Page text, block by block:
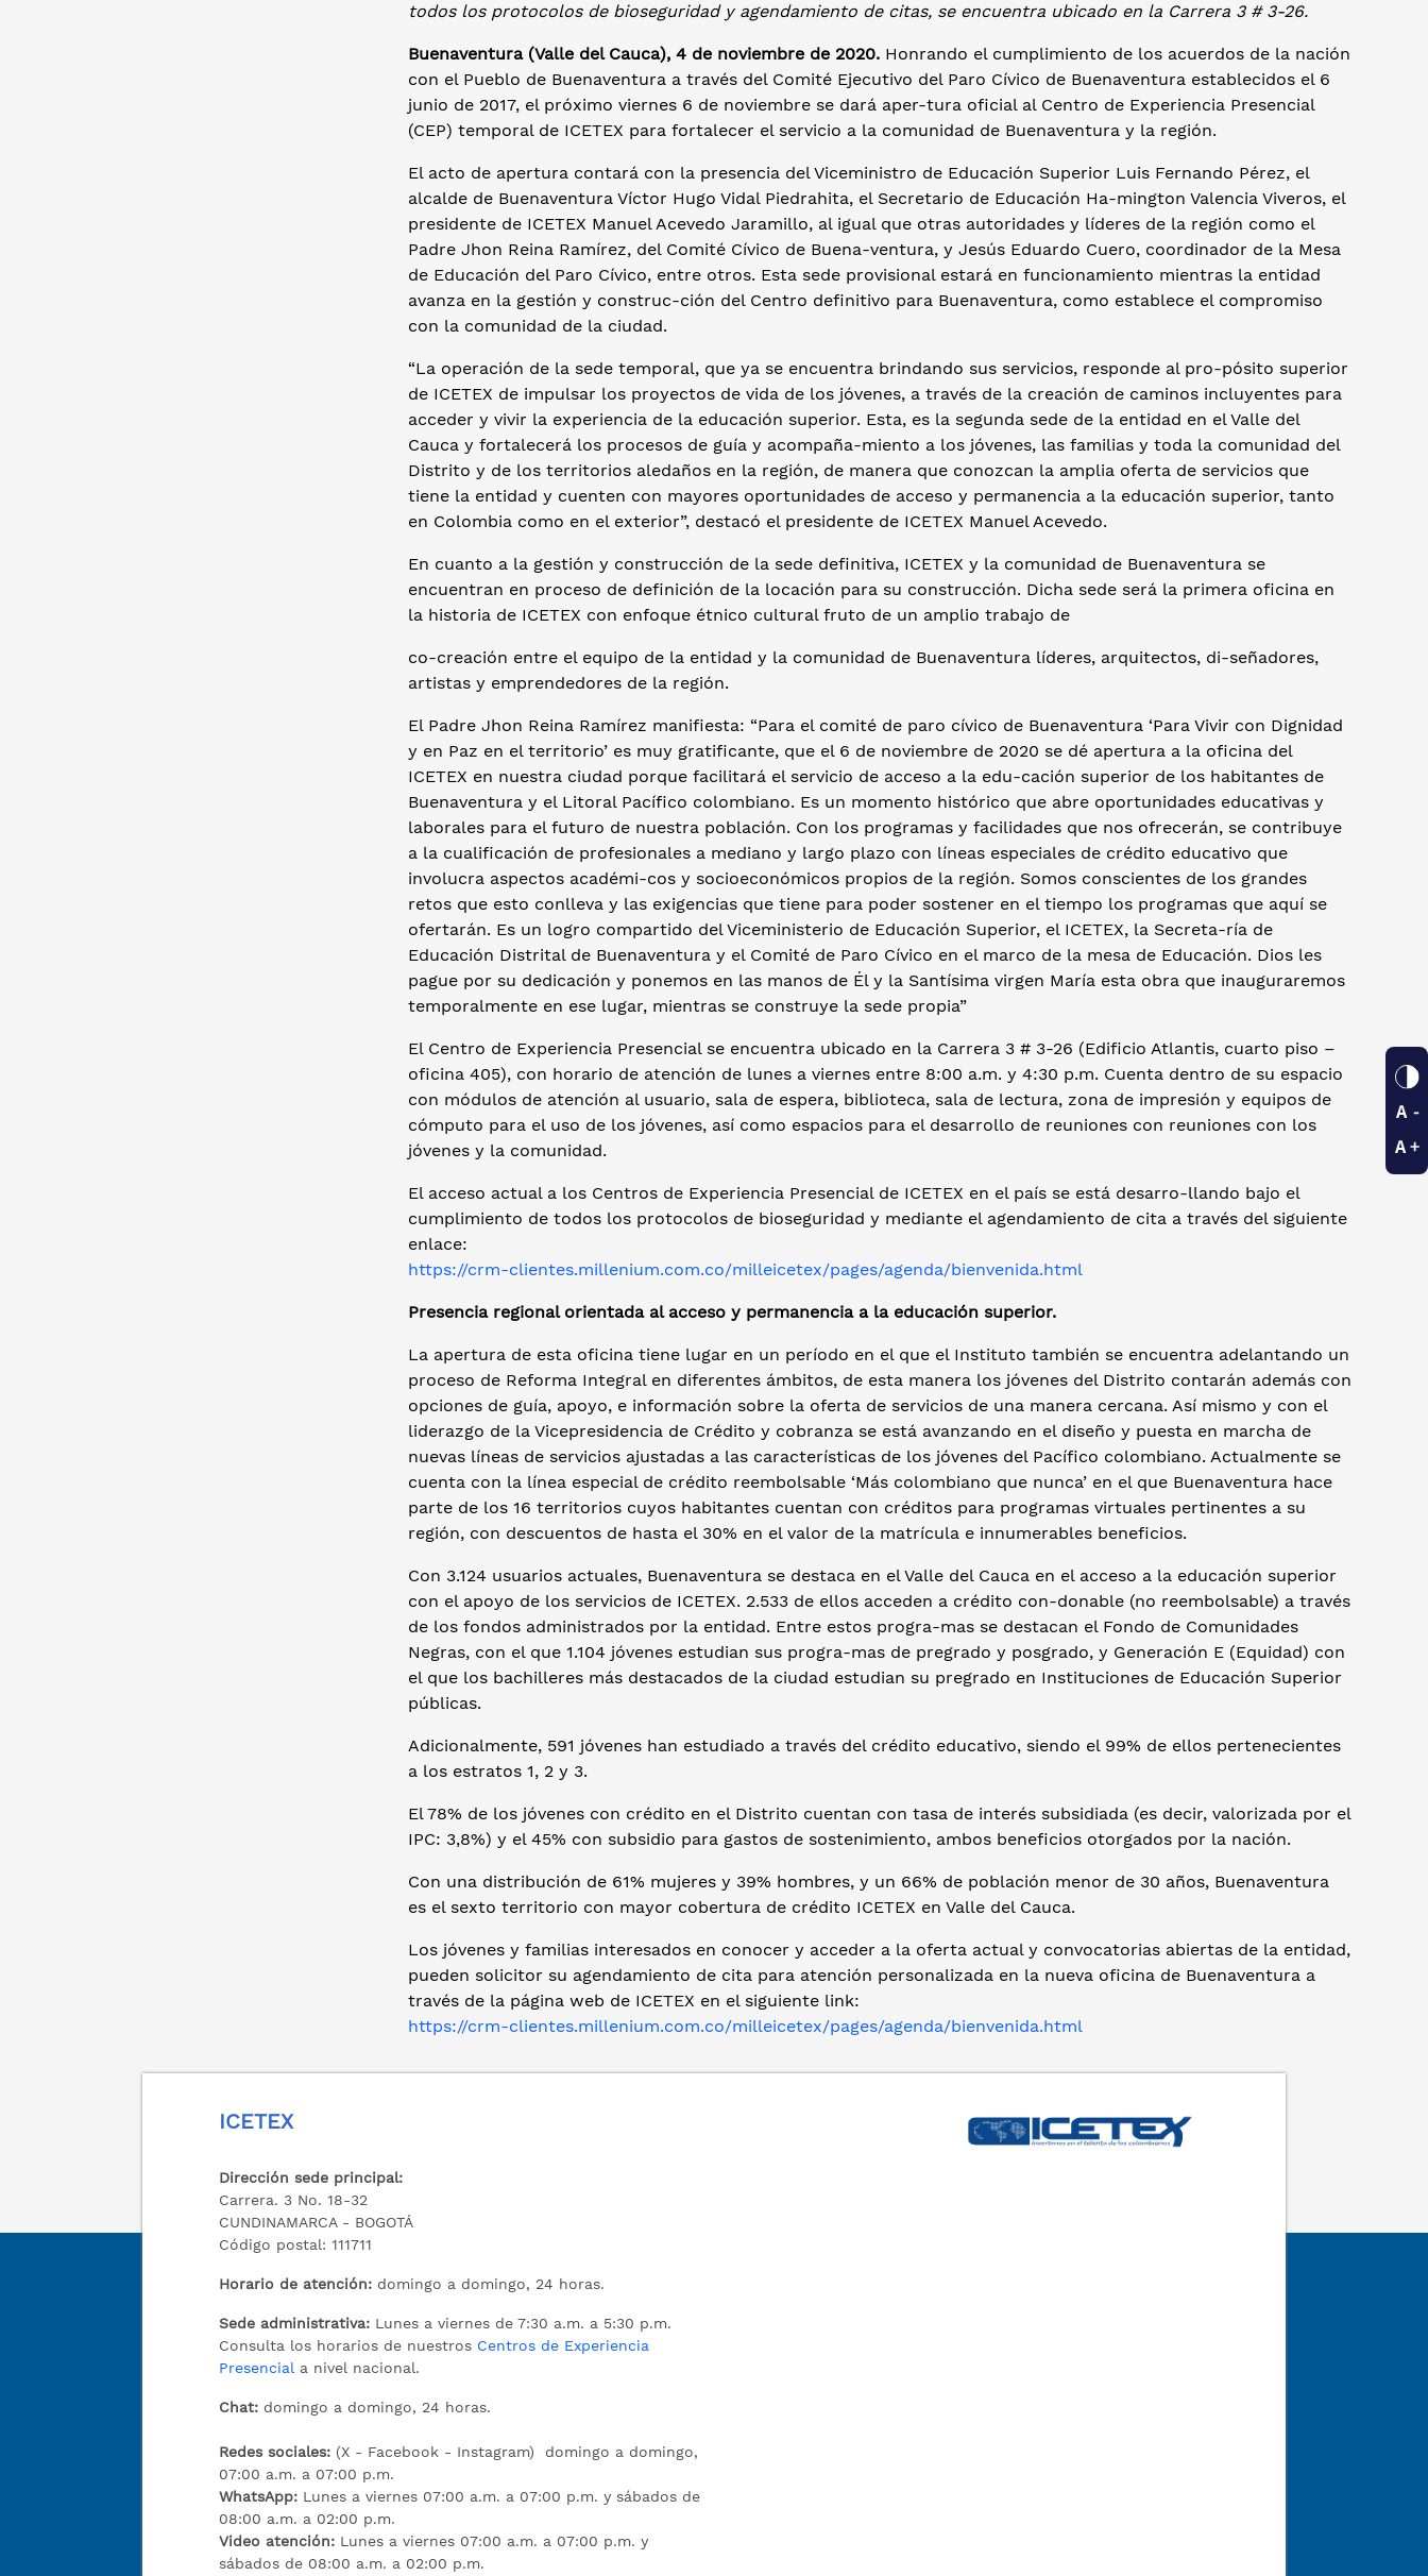
todos los protocolos de bioseguridad y agendamiento de citas, se encuentra ubicado en la Carrera 3 # 3-26.
Buenaventura (Valle del Cauca), 4 de noviembre de 2020. Honrando el cumplimiento de los acuerdos de la nación
con el Pueblo de Buenaventura a través del Comité Ejecutivo del Paro Cívico de Buenaventura establecidos el 6
junio de 2017, el próximo viernes 6 de noviembre se dará aper-tura oficial al Centro de Experiencia Presencial
(CEP) temporal de ICETEX para fortalecer el servicio a la comunidad de Buenaventura y la región.
El acto de apertura contará con la presencia del Viceministro de Educación Superior Luis Fernando Pérez, el
alcalde de Buenaventura Víctor Hugo Vidal Piedrahita, el Secretario de Educación Ha-mington Valencia Viveros, el
presidente de ICETEX Manuel Acevedo Jaramillo, al igual que otras autoridades y líderes de la región como el
Padre Jhon Reina Ramírez, del Comité Cívico de Buena-ventura, y Jesús Eduardo Cuero, coordinador de la Mesa
de Educación del Paro Cívico, entre otros. Esta sede provisional estará en funcionamiento mientras la entidad
avanza en la gestión y construc-ción del Centro definitivo para Buenaventura, como establece el compromiso
con la comunidad de la ciudad.
“La operación de la sede temporal, que ya se encuentra brindando sus servicios, responde al pro-pósito superior
de ICETEX de impulsar los proyectos de vida de los jóvenes, a través de la creación de caminos incluyentes para
acceder y vivir la experiencia de la educación superior. Esta, es la segunda sede de la entidad en el Valle del
Cauca y fortalecerá los procesos de guía y acompaña-miento a los jóvenes, las familias y toda la comunidad del
Distrito y de los territorios aledaños en la región, de manera que conozcan la amplia oferta de servicios que
tiene la entidad y cuenten con mayores oportunidades de acceso y permanencia a la educación superior, tanto
en Colombia como en el exterior”, destacó el presidente de ICETEX Manuel Acevedo.
En cuanto a la gestión y construcción de la sede definitiva, ICETEX y la comunidad de Buenaventura se
encuentran en proceso de definición de la locación para su construcción. Dicha sede será la primera oficina en
la historia de ICETEX con enfoque étnico cultural fruto de un amplio trabajo de
co-creación entre el equipo de la entidad y la comunidad de Buenaventura líderes, arquitectos, di-señadores,
artistas y emprendedores de la región.
El Padre Jhon Reina Ramírez manifiesta: “Para el comité de paro cívico de Buenaventura ‘Para Vivir con Dignidad
y en Paz en el territorio’ es muy gratificante, que el 6 de noviembre de 2020 se dé apertura a la oficina del
ICETEX en nuestra ciudad porque facilitará el servicio de acceso a la edu-cación superior de los habitantes de
Buenaventura y el Litoral Pacífico colombiano. Es un momento histórico que abre oportunidades educativas y
laborales para el futuro de nuestra población. Con los programas y facilidades que nos ofrecerán, se contribuye
a la cualificación de profesionales a mediano y largo plazo con líneas especiales de crédito educativo que
involucra aspectos académi-cos y socioeconómicos propios de la región. Somos conscientes de los grandes
retos que esto conlleva y las exigencias que tiene para poder sostener en el tiempo los programas que aquí se
ofertarán. Es un logro compartido del Viceministerio de Educación Superior, el ICETEX, la Secreta-ría de
Educación Distrital de Buenaventura y el Comité de Paro Cívico en el marco de la mesa de Educación. Dios les
pague por su dedicación y ponemos en las manos de Él y la Santísima virgen María esta obra que inauguraremos
temporalmente en ese lugar, mientras se construye la sede propia”
El Centro de Experiencia Presencial se encuentra ubicado en la Carrera 3 # 3-26 (Edificio Atlantis, cuarto piso –
oficina 405), con horario de atención de lunes a viernes entre 8:00 a.m. y 4:30 p.m. Cuenta dentro de su espacio
con módulos de atención al usuario, sala de espera, biblioteca, sala de lectura, zona de impresión y equipos de
cómputo para el uso de los jóvenes, así como espacios para el desarrollo de reuniones con reuniones con los
jóvenes y la comunidad.
El acceso actual a los Centros de Experiencia Presencial de ICETEX en el país se está desarro-llando bajo el
cumplimiento de todos los protocolos de bioseguridad y mediante el agendamiento de cita a través del siguiente
enlace:
https://crm-clientes.millenium.com.co/milleicetex/pages/agenda/bienvenida.html
Presencia regional orientada al acceso y permanencia a la educación superior.
La apertura de esta oficina tiene lugar en un período en el que el Instituto también se encuentra adelantando un
proceso de Reforma Integral en diferentes ámbitos, de esta manera los jóvenes del Distrito contarán además con
opciones de guía, apoyo, e información sobre la oferta de servicios de una manera cercana. Así mismo y con el
liderazgo de la Vicepresidencia de Crédito y cobranza se está avanzando en el diseño y puesta en marcha de
nuevas líneas de servicios ajustadas a las características de los jóvenes del Pacífico colombiano. Actualmente se
cuenta con la línea especial de crédito reembolsable ‘Más colombiano que nunca’ en el que Buenaventura hace
parte de los 16 territorios cuyos habitantes cuentan con créditos para programas virtuales pertinentes a su
región, con descuentos de hasta el 30% en el valor de la matrícula e innumerables beneficios.
Con 3.124 usuarios actuales, Buenaventura se destaca en el Valle del Cauca en el acceso a la educación superior
con el apoyo de los servicios de ICETEX. 2.533 de ellos acceden a crédito con-donable (no reembolsable) a través
de los fondos administrados por la entidad. Entre estos progra-mas se destacan el Fondo de Comunidades
Negras, con el que 1.104 jóvenes estudian sus progra-mas de pregrado y posgrado, y Generación E (Equidad) con
el que los bachilleres más destacados de la ciudad estudian su pregrado en Instituciones de Educación Superior
públicas.
Adicionalmente, 591 jóvenes han estudiado a través del crédito educativo, siendo el 99% de ellos pertenecientes
a los estratos 1, 2 y 3.
El 78% de los jóvenes con crédito en el Distrito cuentan con tasa de interés subsidiada (es decir, valorizada por el
IPC: 3,8%) y el 45% con subsidio para gastos de sostenimiento, ambos beneficios otorgados por la nación.
Con una distribución de 61% mujeres y 39% hombres, y un 66% de población menor de 30 años, Buenaventura
es el sexto territorio con mayor cobertura de crédito ICETEX en Valle del Cauca.
Los jóvenes y familias interesados en conocer y acceder a la oferta actual y convocatorias abiertas de la entidad,
pueden solicitor su agendamiento de cita para atención personalizada en la nueva oficina de Buenaventura a
través de la página web de ICETEX en el siguiente link:
https://crm-clientes.millenium.com.co/milleicetex/pages/agenda/bienvenida.html
ICETEX
Dirección sede principal:
Carrera. 3 No. 18-32
CUNDINAMARCA - BOGOTÁ
Código postal: 111711
Horario de atención: domingo a domingo, 24 horas.
Sede administrativa: Lunes a viernes de 7:30 a.m. a 5:30 p.m.
Consulta los horarios de nuestros Centros de Experiencia
Presencial a nivel nacional.
Chat: domingo a domingo, 24 horas.
Redes sociales: (X - Facebook - Instagram) domingo a domingo,
07:00 a.m. a 07:00 p.m.
WhatsApp: Lunes a viernes 07:00 a.m. a 07:00 p.m. y sábados de
08:00 a.m. a 02:00 p.m.
Video atención: Lunes a viernes 07:00 a.m. a 07:00 p.m. y
sábados de 08:00 a.m. a 02:00 p.m.